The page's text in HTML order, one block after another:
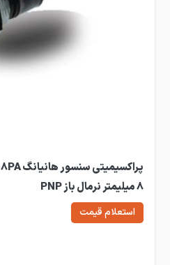
8 میلیمتر نرمال باز PNP
استعلام قیمت